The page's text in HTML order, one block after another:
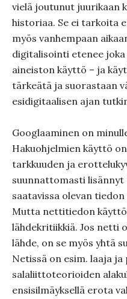
vielä joutunut juurikaan
historiaa. Se ei tarkoita
myös vanhempaan
digitalisointi etenee
aineiston käyttö – ja
tärkeätä ja suorastaan
esidigitaalisen ajan
Googlaaminen on
Hakuohjelmien käyttö
tarkkuuden ja
suunnattomasti
saatavissa olevan
Mutta nettitiedon
lähdekritiikkiä. Jos netti
lähde, on se myös yhtä
Netissä on esim. laaja
salaliittoteorioiden
ensisilmäyksellä erota